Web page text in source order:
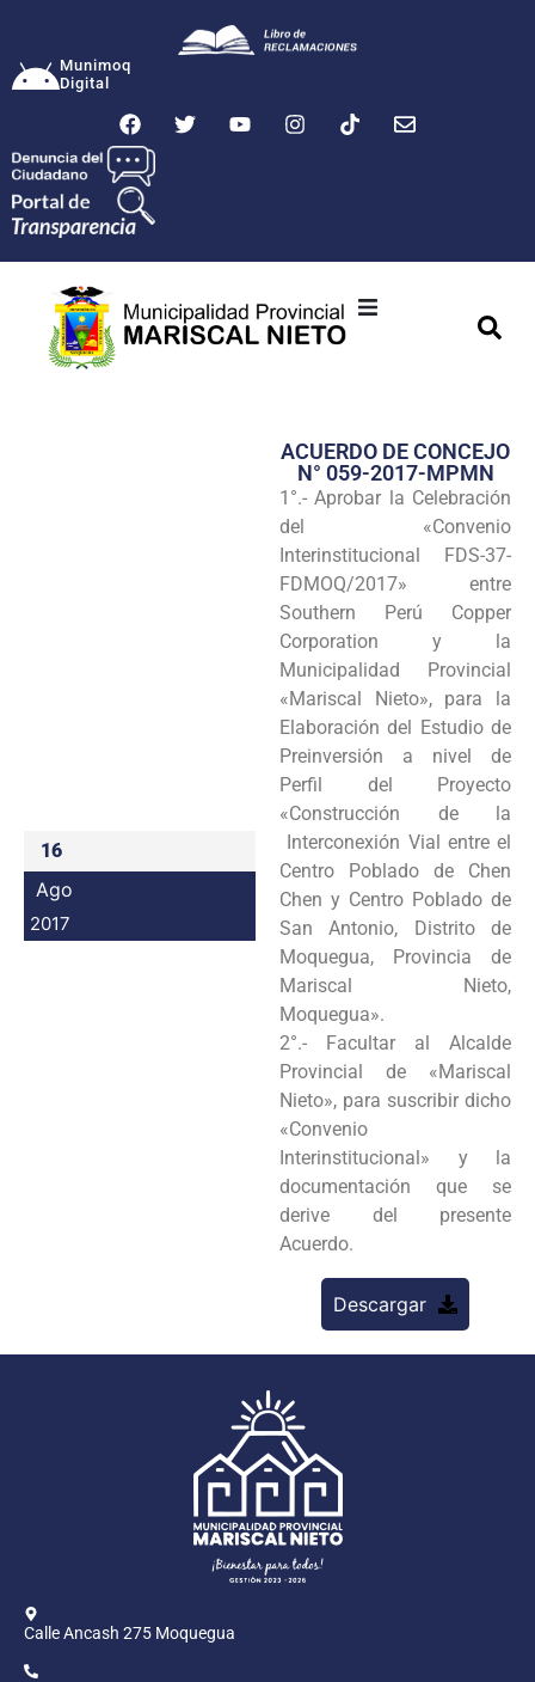
Munimoq
Digital
Transparencia
Programas
Intranet
16
Ago
2017
ACUERDO DE CONCEJO
N° 059-2017-MPMN
1°.- Aprobar la Celebración
del «Convenio
Interinstitucional FDS-37-
FDMOQ/2017» entre
Southern Perú Copper
Corporation y la
Municipalidad Provincial
«Mariscal Nieto», para la
Elaboración del Estudio de
Preinversión a nivel de
Perfil del Proyecto
«Construcción de la
Interconexión Vial entre el
Centro Poblado de Chen
Chen y Centro Poblado de
San Antonio, Distrito de
Moquegua, Provincia de
Mariscal Nieto,
Moquegua».
2°.- Facultar al Alcalde
Provincial de «Mariscal
Nieto», para suscribir dicho
«Convenio
Interinstitucional» y la
documentación que se
derive del presente
Acuerdo.
Descargar
Calle Ancash 275 Moquegua